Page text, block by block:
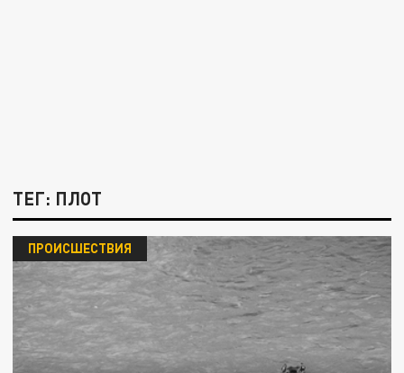
ТЕГ: ПЛОТ
ПРОИСШЕСТВИЯ